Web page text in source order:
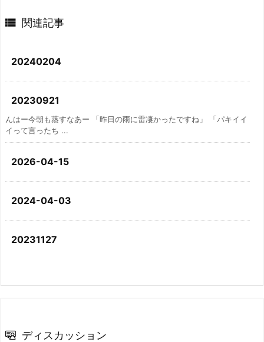
 関連記事
20240204
20230921
んはー今朝も蒸すなあー 「昨日の雨に雷凄かったですね」 「パキイイ
イって言ったち ...
2026-04-15
2024-04-03
20231127
ディスカッション